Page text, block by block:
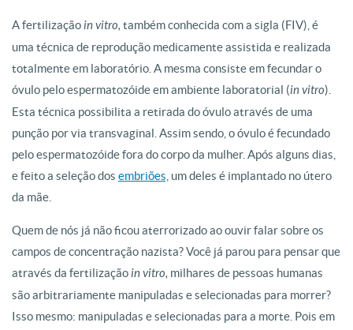
A fertilizaçãoin vitro,também conhecida com a sigla (FIV), é
uma técnica de reprodução medicamente assistida e realizada
totalmente em laboratório. A mesma consiste em fecundar o
óvulo pelo espermatozóide em ambiente laboratorial (in vitro).
Esta técnica possibilita a retirada do óvulo através de uma
punção por via transvaginal. Assim sendo, o óvulo é fecundado
pelo espermatozóide fora do corpo da mulher. Após alguns dias,
e feito a seleção dos embriões, um deles é implantado no útero
da mãe.
Quem de nós já não ficou aterrorizado ao ouvir falar sobre os
campos de concentração nazista? Você já parou para pensar que
através da fertilizaçãoin vitro, milhares de pessoas humanas
são arbitrariamente manipuladas e selecionadas para morrer?
Isso mesmo: manipuladas e selecionadas para a morte. Pois em